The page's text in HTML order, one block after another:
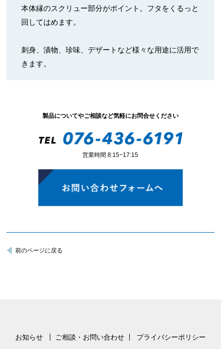
本体縁のスクリュー部分がポイント。フタをくるっと
回してはめます。
刺身、漬物、珍味、デザートなど様々な用途に活用で
きます。
製品についてやご相談など気軽にお問合せください
営業時間 8:15−17:15
前のページに戻る
お知らせ ご相談・お問い合わせ プライバシーポリシー